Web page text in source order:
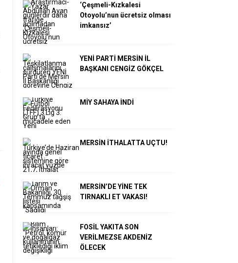
‘Çeşmeli-Kızkalesi
Otoyolu’nun ücretsiz olması
imkansız’
YENİ PARTİ MERSİN İL
BAŞKANI CENGİZ GÖKÇEL
MİY SAHAYA İNDİ
MERSİN İTHALATTA UÇTU!
MERSİN’DE YİNE TEK
TIRNAKLI ET VAKASI!
FOSİL YAKITA SON
VERİLMEZSE AKDENİZ
ÖLECEK